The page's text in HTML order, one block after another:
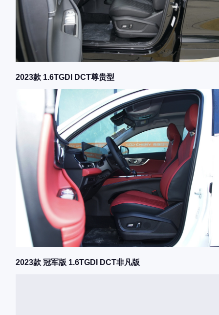
2023款 1.6TGDI DCT尊贵型
2023款 冠军版 1.6TGDI DCT非凡版